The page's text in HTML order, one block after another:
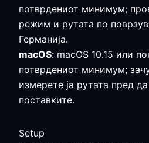
потврдениот минимум;
режим и рутата по
Германија.
macOS: macOS 10.15 или
потврдениот минимум;
измерете ја рутата пред
поставките.
Setup